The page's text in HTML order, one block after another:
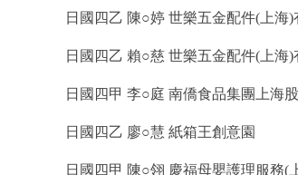
日國四乙 陳○婷 世樂五金配件(上海)
日國四乙 賴○慈 世樂五金配件(上海)
日國四甲 李○庭 南僑食品集團上海
日國四乙 廖○慧 紙箱王創意園
日國四甲 陳○翎 慶福母嬰護理服務(